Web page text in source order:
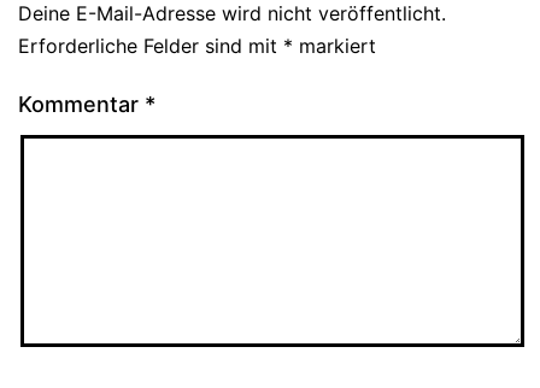
Deine E-Mail-Adresse wird nicht veröffentlicht.
Erforderliche Felder sind mit * markiert
Kommentar *